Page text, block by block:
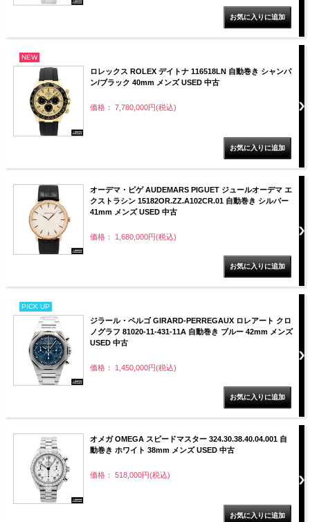
NEW
ロレックス ROLEX デイトナ 116518LN 自動巻き シャンパ
ン/ブラック 40mm メンズ USED 中古
価格： 7,780,000円(税込)
オーデマ・ピゲ AUDEMARS PIGUET ジュールオーデマ エ
クストラシン 15182OR.ZZ.A102CR.01 自動巻き シルバー
41mm メンズ USED 中古
価格： 1,680,000円(税込)
PICK UP
ジラール・ペルゴ GIRARD-PERREGAUX ロレアート クロ
ノグラフ 81020-11-431-11A 自動巻き ブルー 42mm メンズ
USED 中古
価格： 1,450,000円(税込)
オメガ OMEGA スピードマスター 324.30.38.40.04.001 自
動巻き ホワイト 38mm メンズ USED 中古
価格： 518,000円(税込)